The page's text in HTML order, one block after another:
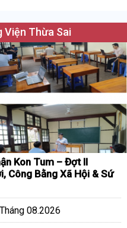
Viện Thừa Sai
Kon Tum – Đợt II
Công Bằng Xã Hội & Sứ
08.2026